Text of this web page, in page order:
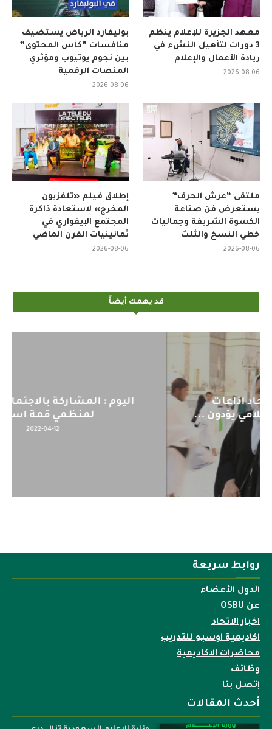
بوليفارد الرياض يستضيف
منافسات “كأس المحتوى”
بين نجوم يوتيوب ومؤثري
المنصات الرقمية
2026-08-06
معهد الجزيرة للإعلام ينظم
3 دورات لتأهيل النشء في
ريادة الأعمال والإعلام
2026-08-06
إطلاق فيلم «تلفزيون
المخرج» لاستعادة ذاكرة
المجتمع الإيفواري في
ثمانينيات القرن الماضي
2026-08-06
ملتقى “عرش الحرف”
يستعرض فن صناعة
الكسوة الشريفة وجماليات
خطي النسخ والثلث
2026-08-06
قد يهمك أيضاً
اليوم : المشاركة بالاجتماع التحضيري
لمنظمي قمة اسيا...
روابط سريعة
الدول الأعضاء
عن OSBU
اخبار الاتحاد
اكاديمية اوسبو للتدريب
محاضرات الاكاديمية
وظائف
إتصل بنا
أحدث المقالات